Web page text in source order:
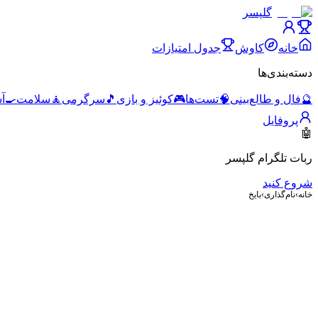
گلپسر
خانه کاوش جدول امتیازات
دسته‌بندی‌ها
🔮فال و طالع‌بینی🧠تست‌ها🎮کوئیز و بازی 🎵 سرگرمی 🧘 سلامت🍳
پروفایل
🤖
ربات تلگرام گلپسر
شروع کنید
خانه›نام‌گذاری›بایخ